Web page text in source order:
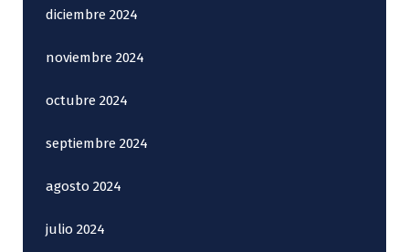
diciembre 2024
noviembre 2024
octubre 2024
septiembre 2024
agosto 2024
julio 2024